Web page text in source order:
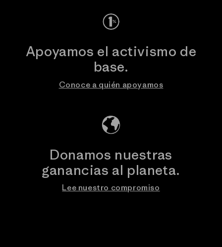
Apoyamos el activismo de
base.
Conoce a quién apoyamos
Donamos nuestras
ganancias al planeta.
Lee nuestro compromiso